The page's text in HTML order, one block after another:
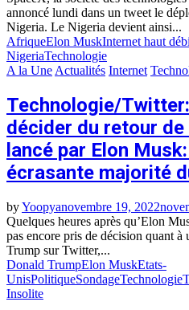
annoncé lundi dans un tweet le
Nigeria. Le Nigeria devient ainsi...
AfriqueElon MuskInternet haut
NigeriaTechnologie
A la Une Actualités Internet
Technologie/
décider du retour de
lancé par Elon
écrasante majorité
byYoopyanovembre 19, 2022
Quelques heures après qu’Elon
pas encore pris de décision quant
Trump sur Twitter,...
Donald TrumpElon MuskEtats-
UnisPolitiqueSondageTechnologie
Insolite